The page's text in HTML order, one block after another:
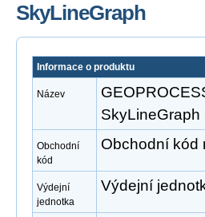
SkyLineGraph
Informace o produktu
Název
SkyLineGraph
Obchodní
kód
Obchodní kód
Výdejní
jednotka
Výdejní